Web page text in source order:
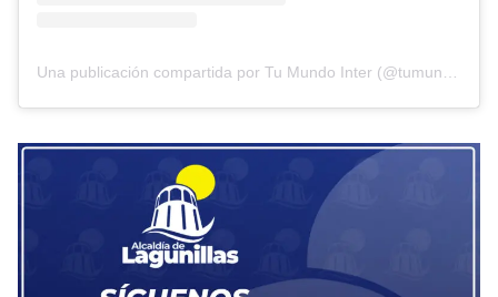
Una publicación compartida por Tu Mundo Inter (@tumundointer)